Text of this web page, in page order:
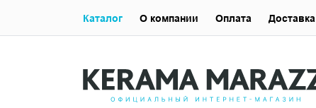
Каталог О компании Оплата Доставка